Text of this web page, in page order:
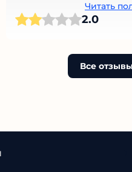
обслуживания. Контактов
нормальных не указано.
Читать
2.0
Все отзывы